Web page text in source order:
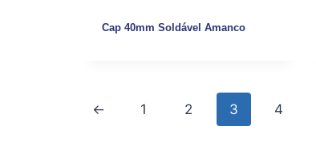
Cap 40mm Soldável Amanco
← 1 2 3 4